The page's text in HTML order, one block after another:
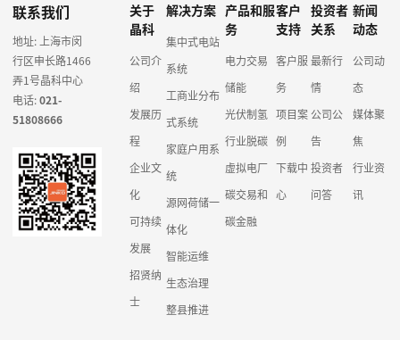
联系我们
地址: 上海市闵
行区申长路1466
弄1号晶科中心
电话:021-
51808666
关于
晶科
公司介
绍
发展历
程
企业文
化
可持续
发展
招贤纳
士
解决方案
集中式电站
系统
工商业分布
式系统
家庭户用系
统
源网荷储一
体化
智能运维
生态治理
整县推进
产品和服
务
电力交易
储能
光伏制氢
行业脱碳
虚拟电厂
碳交易和
碳金融
客户
支持
客户服
务
项目案
例
下载中
心
投资者
关系
最新行
情
公司公
告
投资者
问答
新闻
动态
公司动
态
媒体聚
焦
行业资
讯